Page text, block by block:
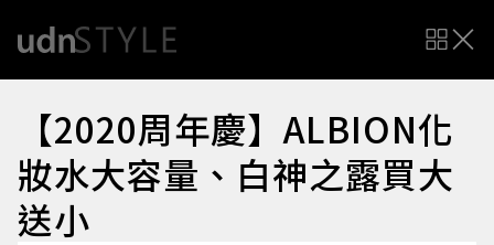
【2020周年慶】ALBION化
妝水大容量、白神之露買大
送小